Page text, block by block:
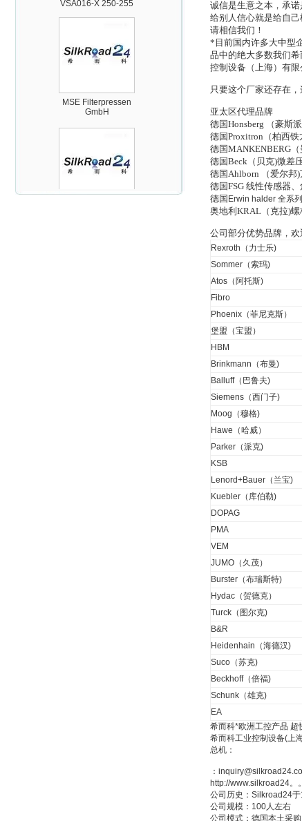
DRAGER氧气检测仪
诚信是生意之本，承诺
给别人信心就是给自己
请相信我们！
*目前国内许多大中型
品中的绝大多数我们
控制设备（上海）有
只要这个厂家还存在
亚太区代理品牌
德国Honsberg （豪斯
德国Proxitron（柏西铁
德国MANKENBERG
德国Beck（贝克)微差
德国Ahlborn （爱尔
德国FSG 线性传感器
德国 Erwin halder 全系
奥地利KRAL（克拉)
公司部分优势品牌，欢
Rexroth（力士乐)
Sommer（索玛)
Atos（阿托斯)
Fibro
Phoenix（菲尼克斯）
堡盟（宝盟）
HBM
Brinkmann（布曼)
Balluff（巴鲁夫)
Siemens（西门子)
Moog（穆格)
Hawe（哈威）
Parker（派克)
KSB
Lenord+Bauer（兰宝)
Kuebler（库伯勒)
DOPAG
PMA
VEM
JUMO（久茂）
Burster（布瑞斯特)
Hydac（贺德克）
Turck（图尔克)
B&R
Heidenhain（海德汉)
Suco（苏克)
Beckhoff（倍福)
Schunk（雄克)
EA
希而科*欧洲工控产品
希而科工业控制设备(上
总机：
：
http://www.silkroad24。
公司历史：Silkroad24于
公司规模：100人左右
公司模式：德国本土采